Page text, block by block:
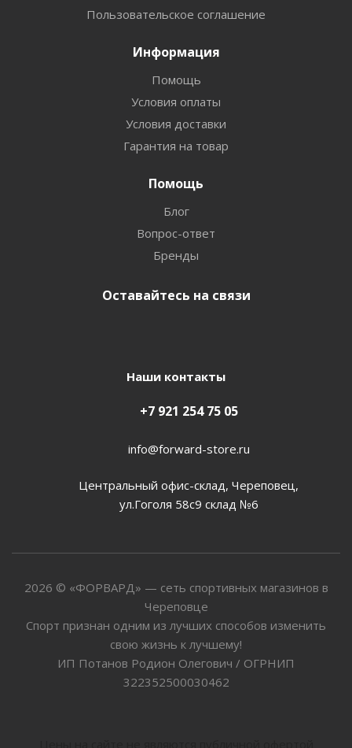
Пользовательское соглашение
Информация
Помощь
Условия оплаты
Условия доставки
Гарантия на товар
Помощь
Блог
Вопрос-ответ
Бренды
Оставайтесь на связи
Наши контакты
+7 921 254 75 05
info@forward-store.ru
Центральный офис-склад, Череповец,
ул.Гоголя 58с9 склад №6
2026 © «ФОРВАРД» — сеть спортивных магазинов в
Череповце
Спорт признан одним из лучших способов изменить
свою жизнь к лучшему!
ИП Потанов Родион Олегович / ОГРНИП
322352500030462